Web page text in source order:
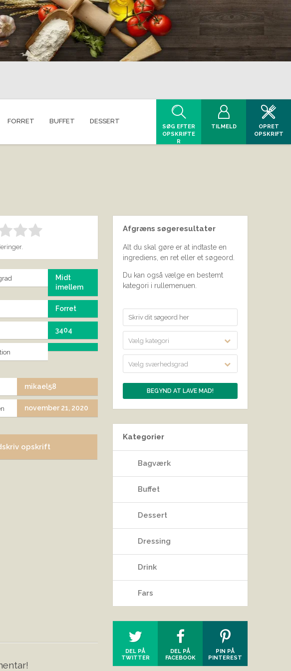
FORRET BUFFET DESSERT
SØG EFTER
OPSKRIFTE
R
TILMELD
OPRET
OPSKRIFT
vare: 1.00 INDSEND BEDØMMELSE
Midt
imellem
Forret
3404
mikael58
november 21, 2020
opskrift
Afgræns søgeresultater
Alt du skal gøre er at indtaste en
ingrediens, en ret eller et søgeord.
Du kan også vælge en bestemt
kategori i rullemenuen.
Vælg kategori
Vælg sværhedsgrad
Kategorier
Bagværk
Buffet
Dessert
Dressing
Drink
Fars
DEL PÅ
TWITTER
DEL PÅ
FACEBOOK
PIN PÅ
PINTEREST